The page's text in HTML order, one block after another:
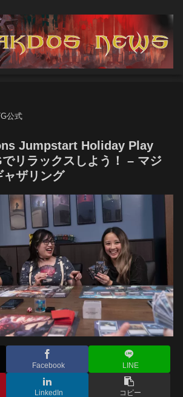
公式
Jumpstart Holiday Play
リラックスしよう！ – マジ
ャザリング
Facebook LINE
LinkedIn コピー